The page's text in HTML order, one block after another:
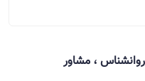
، مشاور